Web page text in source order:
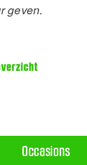
geven.
Occasions